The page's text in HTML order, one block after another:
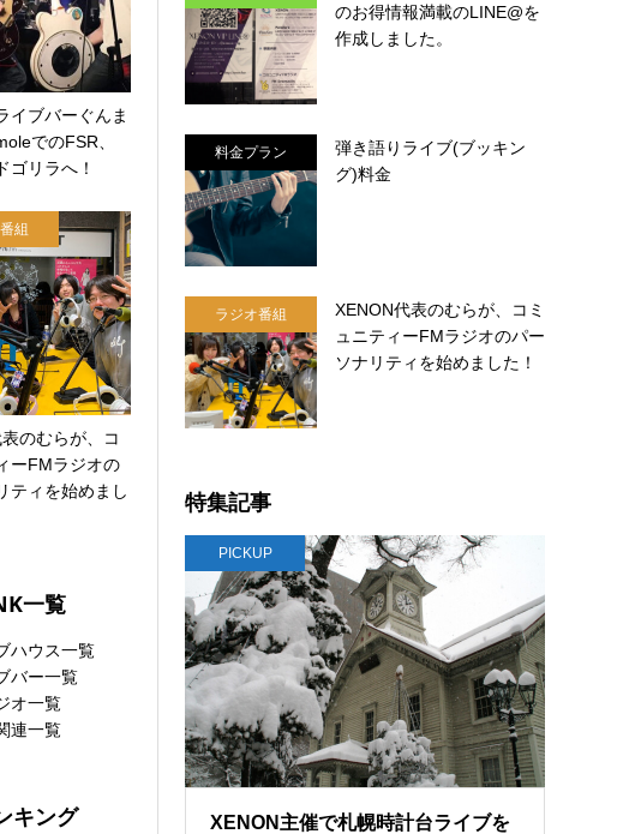
イブバーぐんま
でのFSR、
ゴリラへ！
組
のむらが、コ
ーFMラジオの
ティを始めまし
一覧
ハウス一覧
バー一覧
オ一覧
連一覧
キング
のお得情報満載のLINE@を
作成しました。
料金プラン
弾き語りライブ(ブッキン
グ)料金
ラジオ番組
XENON代表のむらが、コミ
ュニティーFMラジオのパー
ソナリティを始めました！
特集記事
PICKUP
XENON主催で札幌時計台ライブを